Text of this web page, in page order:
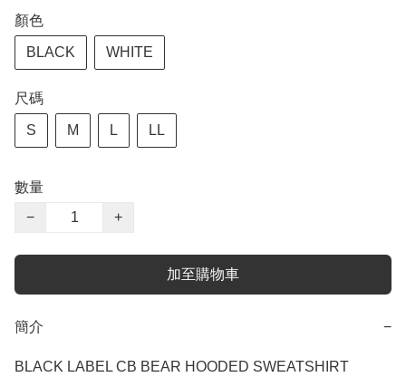
顏色
BLACK WHITE
尺碼
S M L LL
數量
−
+
加至購物車
簡介 −
BLACK LABEL CB BEAR HOODED SWEATSHIRT